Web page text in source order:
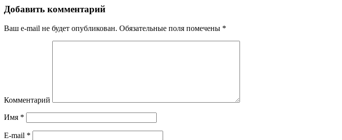
Добавить комментарий
Ваш e-mail не будет опубликован. Обязательные поля помечены *
Комментарий
Имя *
E-mail *